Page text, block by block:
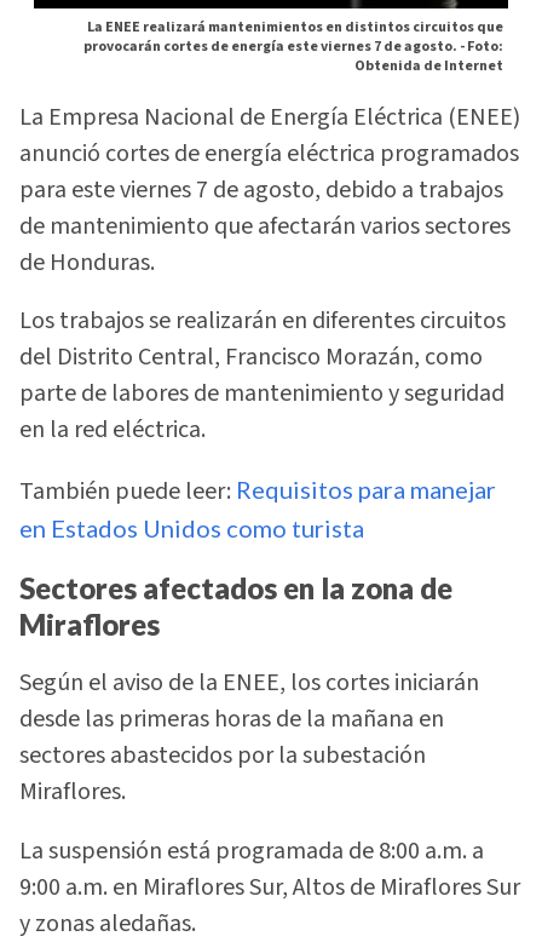
La ENEE realizará mantenimientos en distintos circuitos que
provocarán cortes de energía este viernes 7 de agosto. -Foto:
Obtenida de Internet
La Empresa Nacional de Energía Eléctrica (ENEE)
anunció cortes de energía eléctrica programados
para este viernes 7 de agosto, debido a trabajos
de mantenimiento que afectarán varios sectores
de Honduras.
Los trabajos se realizarán en diferentes circuitos
del Distrito Central, Francisco Morazán, como
parte de labores de mantenimiento y seguridad
en la red eléctrica.
También puede leer: Requisitos para manejar
en Estados Unidos como turista
Sectores afectados en la zona de
Miraflores
Según el aviso de la ENEE, los cortes iniciarán
desde las primeras horas de la mañana en
sectores abastecidos por la subestación
Miraflores.
La suspensión está programada de 8:00 a.m. a
9:00 a.m. en Miraflores Sur, Altos de Miraflores Sur
y zonas aledañas.